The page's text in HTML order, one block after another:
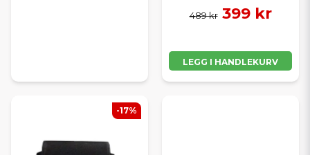
489 kr 399 kr
LEGG I HANDLEKURV
-17%